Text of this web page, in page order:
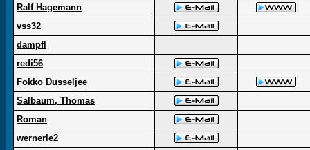
Ralf Hagemann
vss32
dampfl
redi56
Fokko Dusseljee
Salbaum, Thomas
Roman
wernerle2